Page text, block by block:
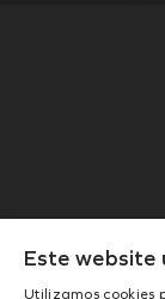
Este website
Utilizamos cookies